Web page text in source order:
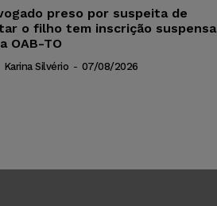
preso por suspeita de
o filho tem inscrição suspensa
OAB-TO
Karina Silvério - 07/08/2026